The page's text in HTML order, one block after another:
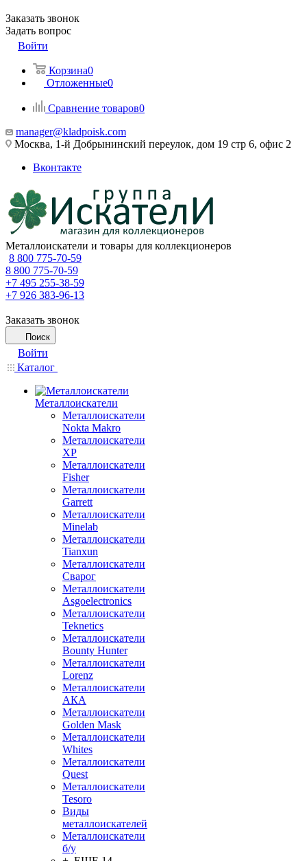
Заказать звонок
Задать вопрос
Войти
Корзина0
Отложенные0
Сравнение товаров0
manager@kladpoisk.com
Москва, 1-й Добрынинский переулок, дом 19 стр 6, офис 2
Вконтакте
Металлоискатели и товары для коллекционеров
8 800 775-70-59
8 800 775-70-59
+7 495 255-38-59
+7 926 383-96-13
Заказать звонок
Поиск
Войти
Каталог
Металлоискатели
Металлоискатели
Nokta Makro
Металлоискатели
XP
Металлоискатели
Fisher
Металлоискатели
Garrett
Металлоискатели
Minelab
Металлоискатели
Tianxun
Металлоискатели
Сварог
Металлоискатели
Asgoelectronics
Металлоискатели
Teknetics
Металлоискатели
Bounty Hunter
Металлоискатели
Lorenz
Металлоискатели
АКА
Металлоискатели
Golden Mask
Металлоискатели
Whites
Металлоискатели
Quest
Металлоискатели
Tesoro
Виды
металлоискателей
Металлоискатели
б/у